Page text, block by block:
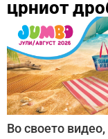
црниот
Во своето